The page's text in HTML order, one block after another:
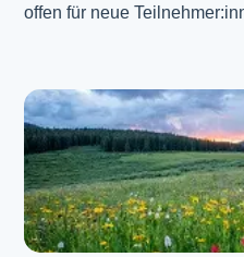
offen für neue